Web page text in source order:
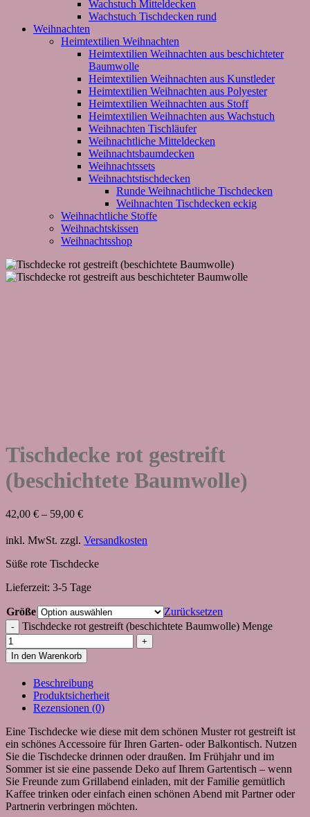
Wachstuch Mitteldecken
Wachstuch Tischdecken rund
Weihnachten
Heimtextilien Weihnachten
Heimtextilien Weihnachten aus beschichteter
Baumwolle
Heimtextilien Weihnachten aus Kunstleder
Heimtextilien Weihnachten aus Polyester
Heimtextilien Weihnachten aus Stoff
Heimtextilien Weihnachten aus Wachstuch
Weihnachten Tischläufer
Weihnachtliche Mitteldecken
Weihnachtsbaumdecken
Weihnachtssets
Weihnachtstischdecken
Runde Weihnachtliche Tischdecken
Weihnachten Tischdecken eckig
Weihnachtliche Stoffe
Weihnachtskissen
Weihnachtsshop
Tischdecke rot gestreift
(beschichtete Baumwolle)
42,00 € – 59,00 €
inkl. MwSt. zzgl. Versandkosten
Süße rote Tischdecke
Lieferzeit: 3-5 Tage
Größe
Zurücksetzen
Tischdecke rot gestreift (beschichtete Baumwolle) Menge
In den Warenkorb
Beschreibung
Produktsicherheit
Rezensionen (0)
Eine Tischdecke wie diese mit dem schönen Muster rot gestreift ist
ein schönes Accessoire für Ihren Garten- oder Balkontisch. Nutzen
Sie die Tischdecke drinnen oder draußen. Im Frühjahr und im
Sommer ist sie eine passende Deko auf Ihrem Gartentisch – wenn
Sie Freunde zum Grillabend einladen, mit der Familie gemütlich
Kaffee trinken oder einfach einen schönen Abend mit Partner oder
Partnerin verbringen möchten.